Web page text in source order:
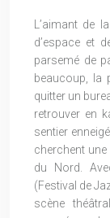
L’aimant de
d’espace et
parsemé de
beaucoup, la
quitter un
retrouver en
sentier
cherchent
du Nord.
(Festival de
scène